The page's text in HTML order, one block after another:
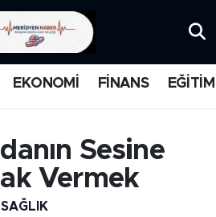
EKONOMİ FİNANS EĞİTİM
Sesine
Vermek
Vakitleri